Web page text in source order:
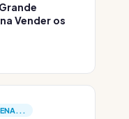
Vender os